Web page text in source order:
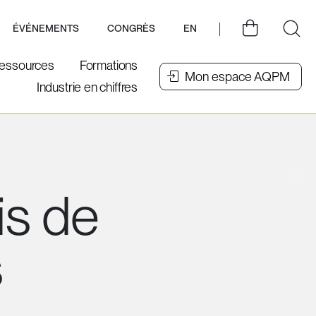
ÉVÉNEMENTS CONGRÈS EN
Formations
Industrie en chiffres
Mon espace AQPM
de